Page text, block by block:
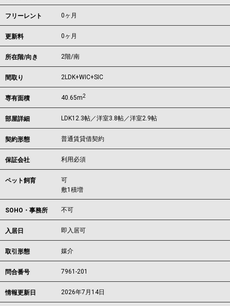
フリーレント 0ヶ月
更新料 0ヶ月
所在階/向き 2階/南
間取り 2LDK+WIC+SIC
専有面積 40.65m2
部屋詳細 LDK12.3帖／洋室3.8帖／洋室2.9帖
契約形態 普通賃貸借契約
保証会社 利用必須
ペット飼育
可
敷1積増
SOHO・事務所 不可
入居日 即入居可
取引形態 媒介
問合番号 7961-201
情報更新日 2026年7月14日